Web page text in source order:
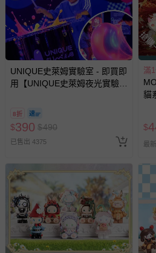
-個人衛生用品（例如尿布
墊、寢具類等）。
-新生兒親膚衣物（嬰幼兒
褲、紗布衣等）。
-接觸性孕哺產品（奶嘴、
帶束縛衣、餐搖椅等）。
-其他原廠盒裝商品封口處已
示字句等說明貼紙、封條者
相關的退換貨辦理流程，可詳見
其他常見問題：
運送服務：目前提供的運送僅限
區，可能會無法配送，或須依據
亦保留出貨與否的權利。離島
費用，可能會另需加收。
UNIQUE史萊姆實驗室 - 即買即
用【UNIQUE史萊姆夜光實驗室
8/30 (電子票券，於展期現場憑
訂單編號兌換，逾期作廢) (大
人小孩均一價(3歲以上需購票))
8折
$390 $490
已售出 4375
搶
滿
貓
$
最